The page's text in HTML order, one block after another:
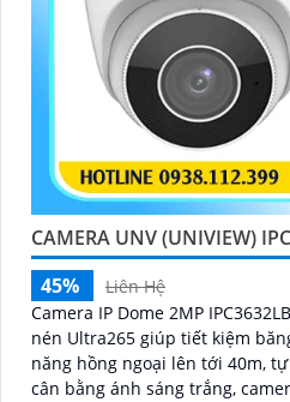
CAMERA UNV (UNIVIEW)
45%
Liên Hệ
Camera IP Dome 2MP
nén Ultra265 giúp tiết kiệm băng
năng hồng ngoại lên tới 40m,
cân bằng ánh sáng trắng,